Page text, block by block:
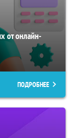
от онлайн-
ПОДРОБНЕЕ